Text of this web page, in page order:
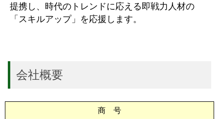
提携し、時代のトレンドに応える即戦力人材の
「スキルアップ」を応援します。
会社概要
商 号